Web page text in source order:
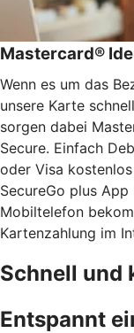
Mastercard®
Wenn es um das
unsere Karte
sorgen dabei
Secure. Einfach
oder Visa
SecureGo plus
Mobiltelefon
Kartenzahlung im
Schnell und
Entspannt